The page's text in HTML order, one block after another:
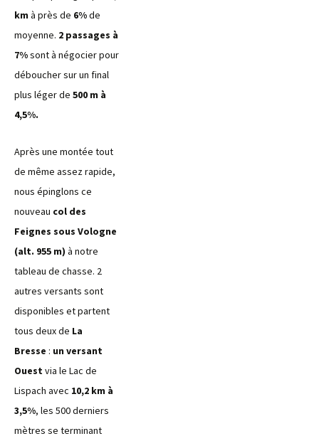
km à près de 6%de
moyenne. 2 passages à
7%sont à négocier pour
déboucher sur un final
plus léger de 500 m à
4,5%.
Après une montée tout
de même assez rapide,
nous épinglons ce
nouveau col des
Feignes sous Vologne
(alt. 955 m) à notre
tableau de chasse. 2
autres versants sont
disponibles et partent
tous deux de La
Bresse : un versant
Ouestvia le Lac de
Lispach avec 10,2 km à
3,5%, les 500 derniers
mètres se terminant